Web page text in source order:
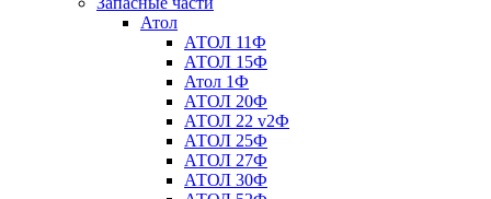
Атол
АТОЛ 11Ф
АТОЛ 15Ф
Атол 1Ф
АТОЛ 20Ф
АТОЛ 22 v2Ф
АТОЛ 25Ф
АТОЛ 27Ф
АТОЛ 30Ф